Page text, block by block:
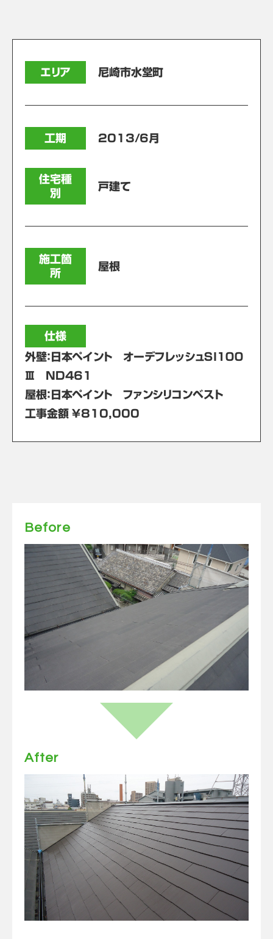
エリア 尼崎市水堂町
工期 2013/6月
住宅種
別
戸建て
施工箇
所
屋根
仕様
外壁：日本ペイント オーデフレッシュＳＩ１００
Ⅲ ND461
屋根：日本ペイント ファンシリコンベスト
工事金額 ￥810,000
Before
After